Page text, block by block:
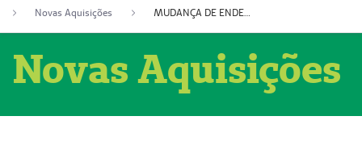
Novas Aquisições
MUDANÇA DE ENDEREÇO - DIAGITAB SERVIÇOS MÉDICOS LTDA (54003267-5)
Novas Aquisições